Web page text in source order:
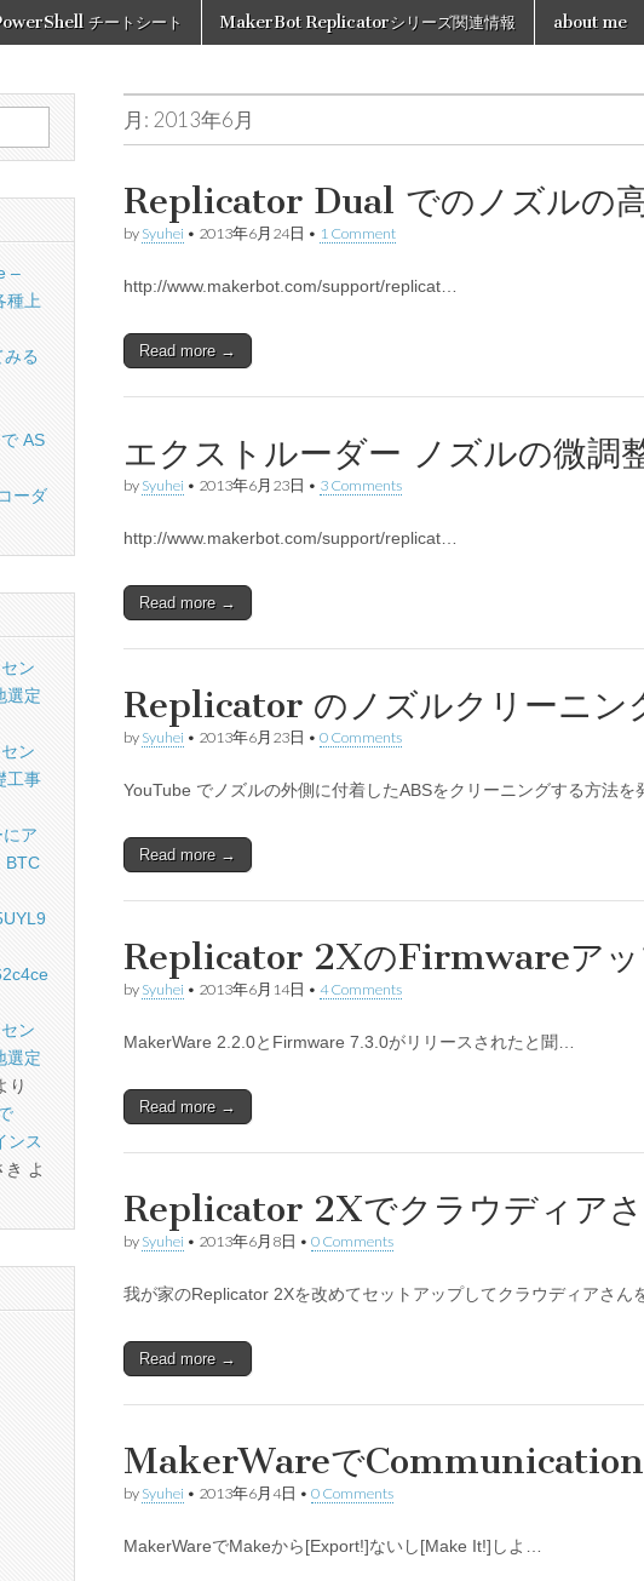
チートシート MakerBot Replicatorシリーズ関連情報 about me
月: 2013年6月
Replicator Dual でのノズルの
by Syuhei • 2013年6月24日 • 1 Comment
http://www.makerbot.com/support/replicat…
Read more →
エクストルーダー ノズルの微調
by Syuhei • 2013年6月23日 • 3 Comments
http://www.makerbot.com/support/replicat…
Read more →
Replicator のノズルクリーニン
by Syuhei • 2013年6月23日 • 0 Comments
YouTube でノズルの外側に付着したABSをクリーニングする方法を
Read more →
Replicator 2XのFirmwareアッ
by Syuhei • 2013年6月14日 • 4 Comments
MakerWare 2.2.0とFirmware 7.3.0がリリースされたと聞…
Read more →
Replicator 2Xでクラウディアさ
by Syuhei • 2013年6月8日 • 0 Comments
我が家のReplicator 2Xを改めてセットアップしてクラウディアさん
Read more →
MakerWareでCommunication
by Syuhei • 2013年6月4日 • 0 Comments
MakerWareでMakeから[Export!]ないし[Make It!]しよ…
–
種上
みる
AS
ーダ
ン
選定
ン
工事
ア
BTC
ン
選定
り
ンス
き よ